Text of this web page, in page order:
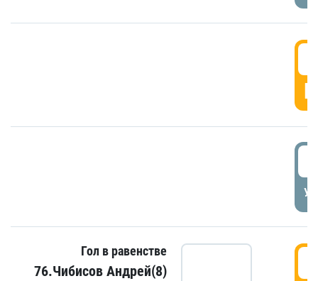
Гол в равенстве
76.Чибисов Андрей(8)